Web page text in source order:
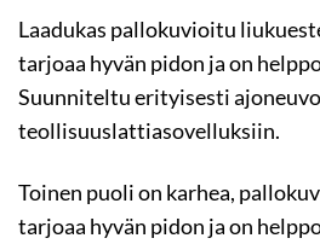
Laadukas pallokuvioitu
tarjoaa hyvän pidon ja on
Suunniteltu erityisesti
teollisuuslattiasovelluksiin.
Toinen puoli on karhea,
tarjoaa hyvän pidon ja on